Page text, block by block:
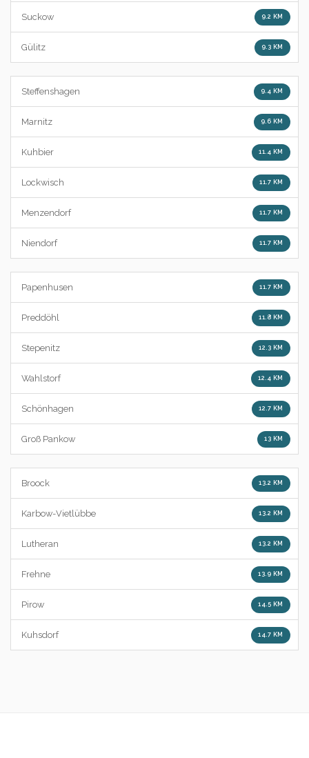
Suckow 9.2 KM
Gülitz 9.3 KM
Steffenshagen 9.4 KM
Marnitz 9.6 KM
Kuhbier 11.4 KM
Lockwisch 11.7 KM
Menzendorf 11.7 KM
Niendorf 11.7 KM
Papenhusen 11.7 KM
Preddöhl 11.8 KM
Stepenitz 12.3 KM
Wahlstorf 12.4 KM
Schönhagen 12.7 KM
Groß Pankow 13 KM
Broock 13.2 KM
Karbow-Vietlübbe 13.2 KM
Lutheran 13.2 KM
Frehne 13.9 KM
Pirow 14.5 KM
Kuhsdorf 14.7 KM